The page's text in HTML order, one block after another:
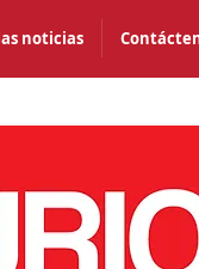
noticias